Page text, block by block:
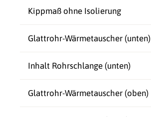
Kippmaß ohne Isolierung
Glattrohr-Wärmetauscher (unten)
Inhalt Rohrschlange (unten)
Glattrohr-Wärmetauscher (oben)